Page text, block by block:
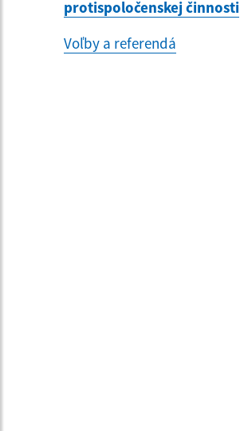
protispoločenskej činnosti
Voľby a referendá